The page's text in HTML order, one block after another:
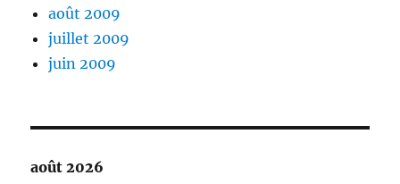
août 2009
juillet 2009
juin 2009
août 2026